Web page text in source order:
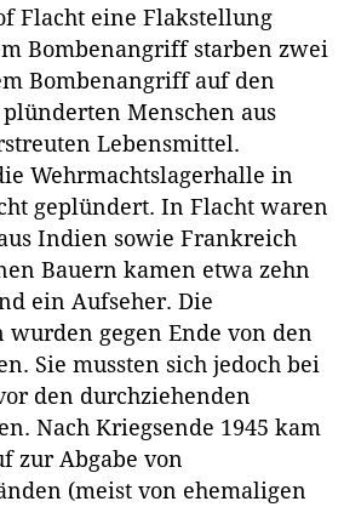
Flacht eine Flakstellung
Bombenangriff starben zwei
Bombenangriff auf den
Menschen aus
Lebensmittel.
Wehrmachtslagerhalle in
geplündert. In Flacht waren
Indien sowie Frankreich
Bauern kamen etwa zehn
ein Aufseher. Die
wurden gegen Ende von den
Sie mussten sich jedoch bei
den durchziehenden
Nach Kriegsende 1945 kam
zur Abgabe von
(meist von ehemaligen